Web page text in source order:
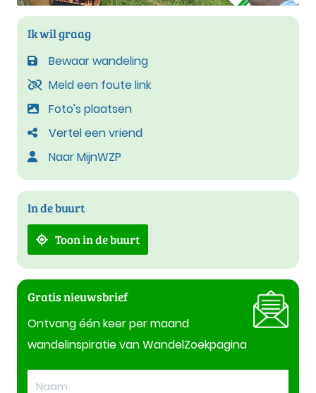
Ik wil graag
Bewaar wandeling
Meld een foute link
Foto's plaatsen
Vertel een vriend
Naar MijnWZP
In de buurt
Toon in de buurt
Gratis nieuwsbrief
Ontvang één keer per maand
wandelinspiratie van WandelZoekpagina